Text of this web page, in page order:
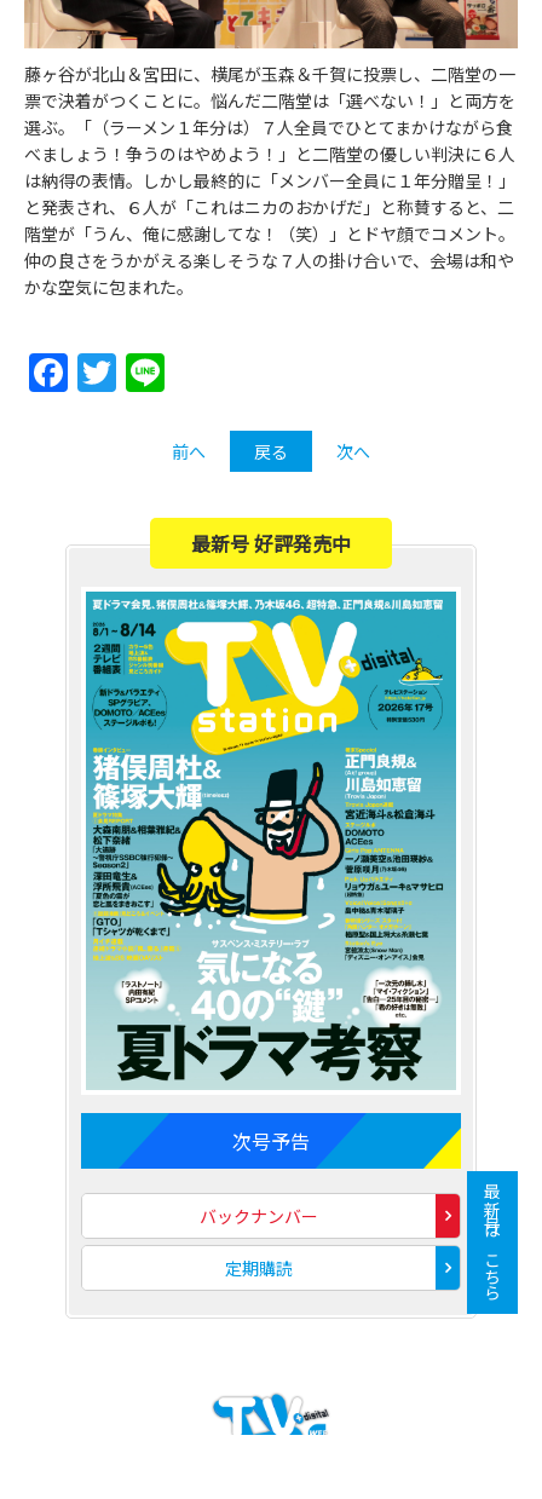
藤ヶ谷が北山＆宮田に、横尾が玉森＆千賀に投票し、二階堂の一
票で決着がつくことに。悩んだ二階堂は「選べない！」と両方を
選ぶ。「（ラーメン１年分は）７人全員でひとてまかけながら食
べましょう！争うのはやめよう！」と二階堂の優しい判決に６人
は納得の表情。しかし最終的に「メンバー全員に１年分贈呈！」
と発表され、６人が「これはニカのおかげだ」と称賛すると、二
階堂が「うん、俺に感謝してな！（笑）」とドヤ顔でコメント。
仲の良さをうかがえる楽しそうな７人の掛け合いで、会場は和や
かな空気に包まれた。
Facebook
Twitter
前へ 戻る 次へ
最新号 好評発売中
次号予告
バックナンバー
定期購読 最新号はこちら